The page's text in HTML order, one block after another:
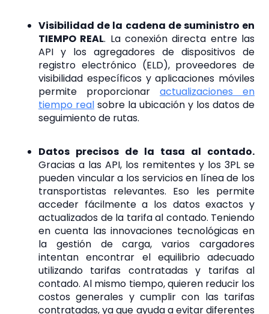
Visibilidad de la cadena de suministro en
TIEMPO REAL. La conexión directa entre las
API y los agregadores de dispositivos de
registro electrónico (ELD), proveedores de
visibilidad específicos y aplicaciones móviles
permite proporcionar actualizaciones en
tiempo real sobre la ubicación y los datos de
seguimiento de rutas.
Datos precisos de la tasa al contado.
Gracias a las API, los remitentes y los 3PL se
pueden vincular a los servicios en línea de los
transportistas relevantes. Eso les permite
acceder fácilmente a los datos exactos y
actualizados de la tarifa al contado. Teniendo
en cuenta las innovaciones tecnológicas en
la gestión de carga, varios cargadores
intentan encontrar el equilibrio adecuado
utilizando tarifas contratadas y tarifas al
contado. Al mismo tiempo, quieren reducir los
costos generales y cumplir con las tarifas
contratadas, ya que ayuda a evitar diferentes